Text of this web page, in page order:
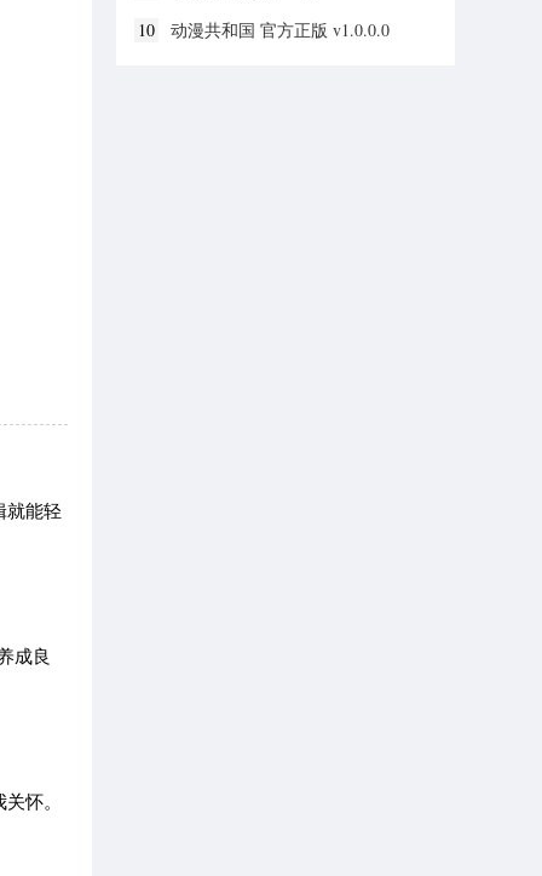
就能轻
成良
怀。
10
动漫共和国 官方正版 v1.0.0.0